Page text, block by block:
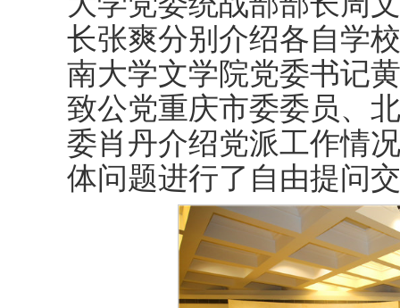
长张爽分别介绍各自学
南大学文学院党委书记
致公党重庆市委委员、
委肖丹介绍党派工作情
体问题进行了自由提问